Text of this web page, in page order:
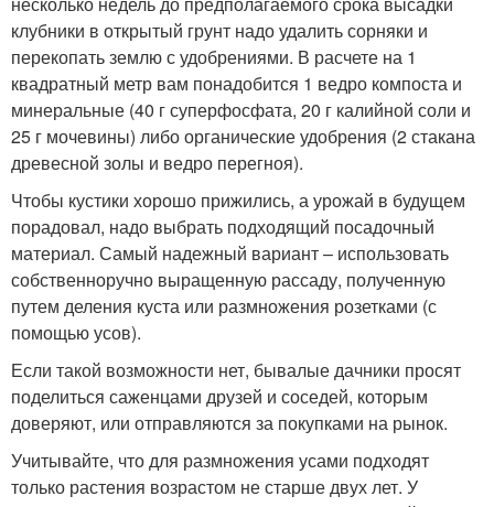
клубники в открытый грунт надо удалить сорняки и
перекопать землю с удобрениями. В расчете на 1
квадратный метр вам понадобится 1 ведро компоста и
минеральные (40 г суперфосфата, 20 г калийной соли и
25 г мочевины) либо органические удобрения (2 стакана
древесной золы и ведро перегноя).
Чтобы кустики хорошо прижились, а урожай в будущем
порадовал, надо выбрать подходящий посадочный
материал. Самый надежный вариант – использовать
собственноручно выращенную рассаду, полученную
путем деления куста или размножения розетками (с
помощью усов).
Если такой возможности нет, бывалые дачники просят
поделиться саженцами друзей и соседей, которым
доверяют, или отправляются за покупками на рынок.
Учитывайте, что для размножения усами подходят
только растения возрастом не старше двух лет. У